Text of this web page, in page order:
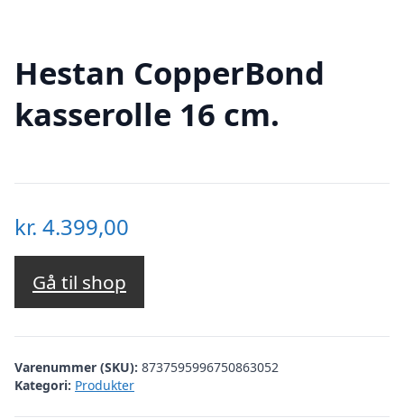
Hestan CopperBond
kasserolle 16 cm.
kr. 4.399,00
Gå til shop
Varenummer (SKU): 8737595996750863052
Kategori: Produkter